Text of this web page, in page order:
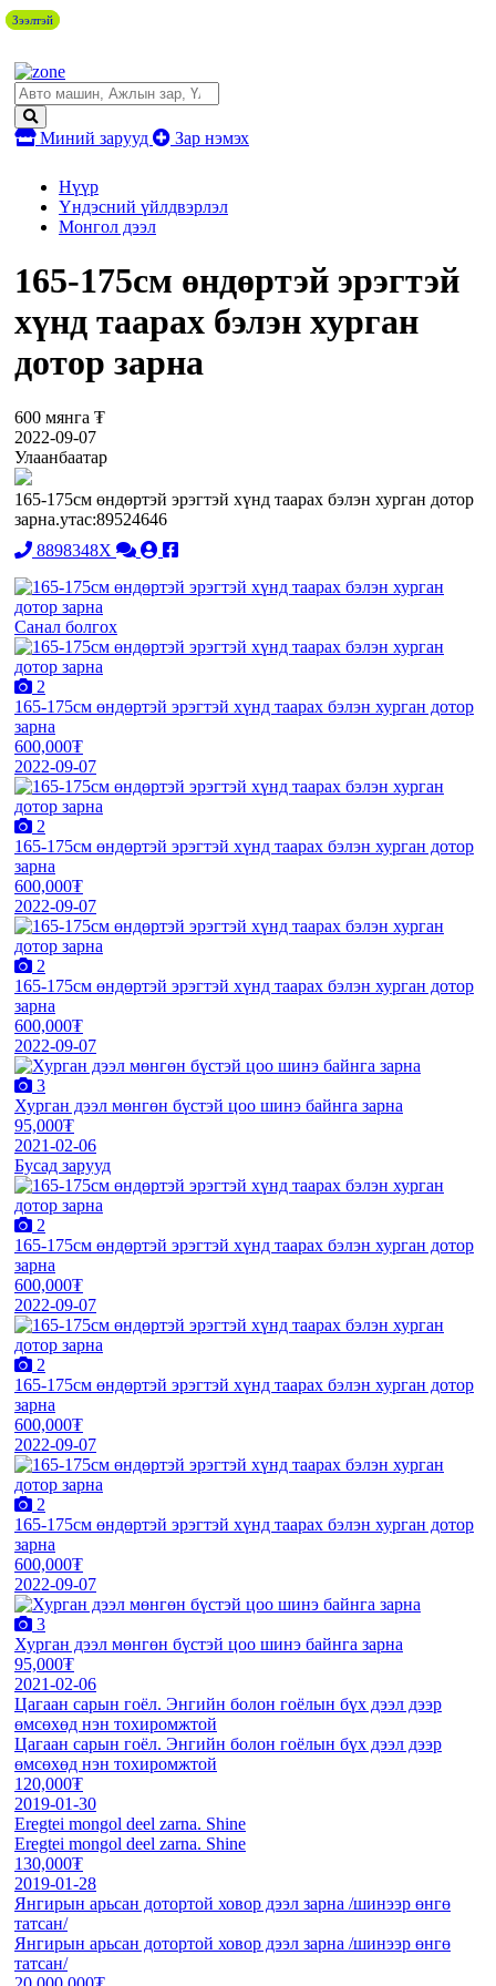
Миний зарууд Зар нэмэх
Нүүр
Үндэсний үйлдвэрлэл
Монгол дээл
165-175см өндөртэй эрэгтэй
хүнд таарах бэлэн хурган
дотор зарна
600 мянга ₮
2022-09-07
Улаанбаатар
165-175см өндөртэй эрэгтэй хүнд таарах бэлэн хурган дотор
зарна.утас:89524646
8898348X
Санал болгох
2
165-175см өндөртэй эрэгтэй хүнд таарах бэлэн хурган дотор
зарна
600,000₮
2022-09-07
2
165-175см өндөртэй эрэгтэй хүнд таарах бэлэн хурган дотор
зарна
600,000₮
2022-09-07
2
165-175см өндөртэй эрэгтэй хүнд таарах бэлэн хурган дотор
зарна
600,000₮
2022-09-07
3
Хурган дээл мөнгөн бүстэй цоо шинэ байнга зарна
95,000₮
2021-02-06
Бусад зарууд
2
165-175см өндөртэй эрэгтэй хүнд таарах бэлэн хурган дотор
зарна
600,000₮
2022-09-07
2
165-175см өндөртэй эрэгтэй хүнд таарах бэлэн хурган дотор
зарна
600,000₮
2022-09-07
2
165-175см өндөртэй эрэгтэй хүнд таарах бэлэн хурган дотор
зарна
600,000₮
2022-09-07
3
Хурган дээл мөнгөн бүстэй цоо шинэ байнга зарна
95,000₮
2021-02-06
Цагаан сарын гоёл. Энгийн болон гоёлын бүх дээл дээр
өмсөхөд нэн тохиромжтой
Цагаан сарын гоёл. Энгийн болон гоёлын бүх дээл дээр
өмсөхөд нэн тохиромжтой
120,000₮
2019-01-30
Eregtei mongol deel zarna. Shine
Eregtei mongol deel zarna. Shine
130,000₮
2019-01-28
Янгирын арьсан дотортой ховор дээл зарна /шинээр өнгө
татсан/
Зээлтэй
Янгирын арьсан дотортой ховор дээл зарна /шинээр өнгө
татсан/
Зээлтэй